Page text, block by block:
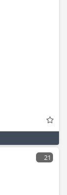
21